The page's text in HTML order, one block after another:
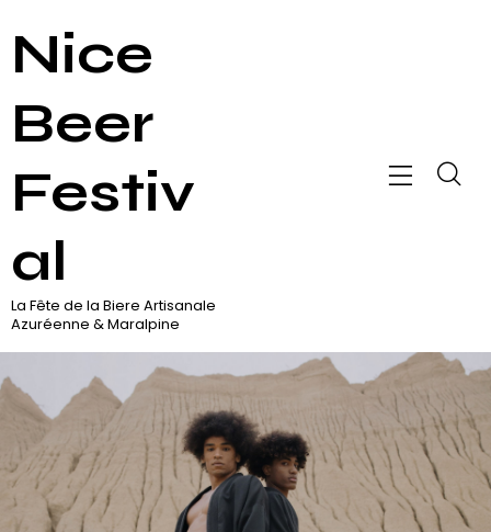
Nice
Beer
Festiv
al
La Fête de la Biere Artisanale
Azuréenne & Maralpine
OPEN AIR